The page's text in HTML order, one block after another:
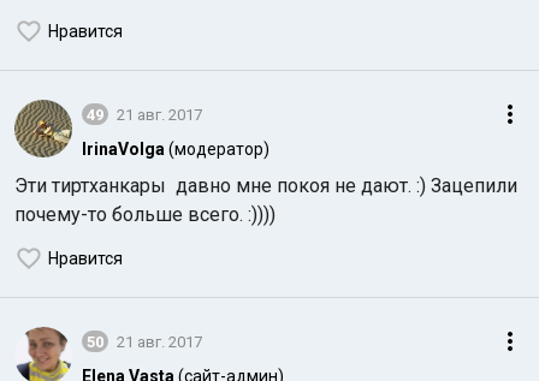
Нравится
49 21 авг. 2017
IrinaVolga (модератор)
Эти тиртханкары давно мне покоя не дают. :) Зацепили
почему-то больше всего. :))))
Нравится
50 21 авг. 2017
Elena Vasta (сайт-админ)